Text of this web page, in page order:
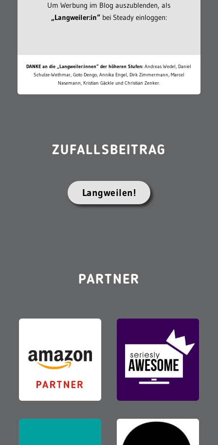
Um Werbung im Blog auszublenden, als
„Langweiler:in“bei Steady einloggen:
DANKE an die „Langweiler:innen“ der höheren Stufen: Andreas Wedel, Daniel
Schulze-Wethmar, Goto Dengo, Annika Engel, Dirk Zimmermann, Marcel
Nasemann, Kristian Gäckle und Christian Zenker.
ZUFALLSBEITRAG
Langweilen!
PARTNER